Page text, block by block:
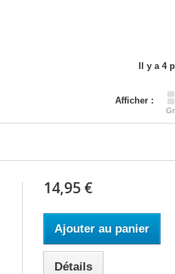
Il y a 4
Afficher :
14,95 €
Ajouter au panier
Détails